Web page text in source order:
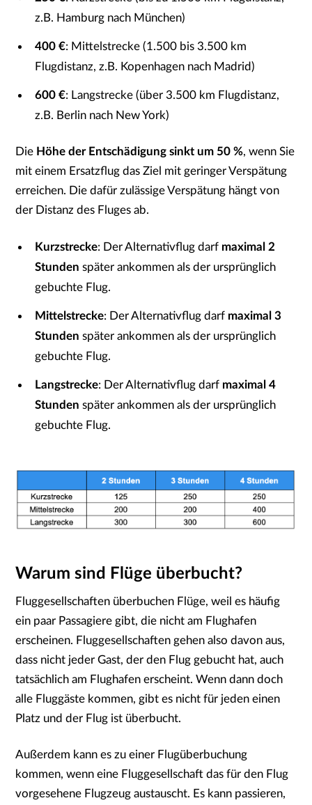
z.B. Hamburg nach München)
400 €: Mittelstrecke (1.500 bis 3.500 km
Flugdistanz, z.B. Kopenhagen nach Madrid)
600 €: Langstrecke (über 3.500 km Flugdistanz,
z.B. Berlin nach New York)
Die Höhe der Entschädigung sinkt um 50 %, wenn Sie
mit einem Ersatzflug das Ziel mit geringer Verspätung
erreichen. Die dafür zulässige Verspätung hängt von
der Distanz des Fluges ab.
Kurzstrecke: Der Alternativflug darf maximal 2
Stundenspäter ankommen als der ursprünglich
gebuchte Flug.
Mittelstrecke: Der Alternativflug darf maximal 3
Stunden später ankommen als der ursprünglich
gebuchte Flug.
Langstrecke: Der Alternativflug darf maximal 4
Stunden später ankommen als der ursprünglich
gebuchte Flug.
Warum sind Flüge überbucht?
Fluggesellschaften überbuchen Flüge, weil es häufig
ein paar Passagiere gibt, die nicht am Flughafen
erscheinen. Fluggesellschaften gehen also davon aus,
dass nicht jeder Gast, der den Flug gebucht hat, auch
tatsächlich am Flughafen erscheint. Wenn dann doch
alle Fluggäste kommen, gibt es nicht für jeden einen
Platz und der Flug ist überbucht.
Außerdem kann es zu einer Flugüberbuchung
kommen, wenn eine Fluggesellschaft das für den Flug
vorgesehene Flugzeug austauscht. Es kann passieren,